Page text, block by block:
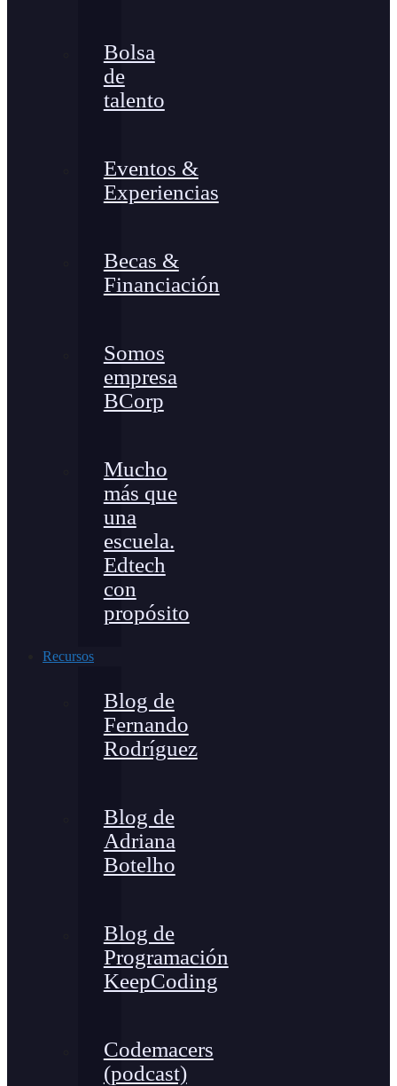
Bolsa
de
talento
Eventos &
Experiencias
Becas &
Financiación
Somos
empresa
BCorp
Mucho
más que
una
escuela.
Edtech
con
propósito
Recursos
Blog de
Fernando
Rodríguez
Blog de
Adriana
Botelho
Blog de
Programación
KeepCoding
Codemacers
(podcast)